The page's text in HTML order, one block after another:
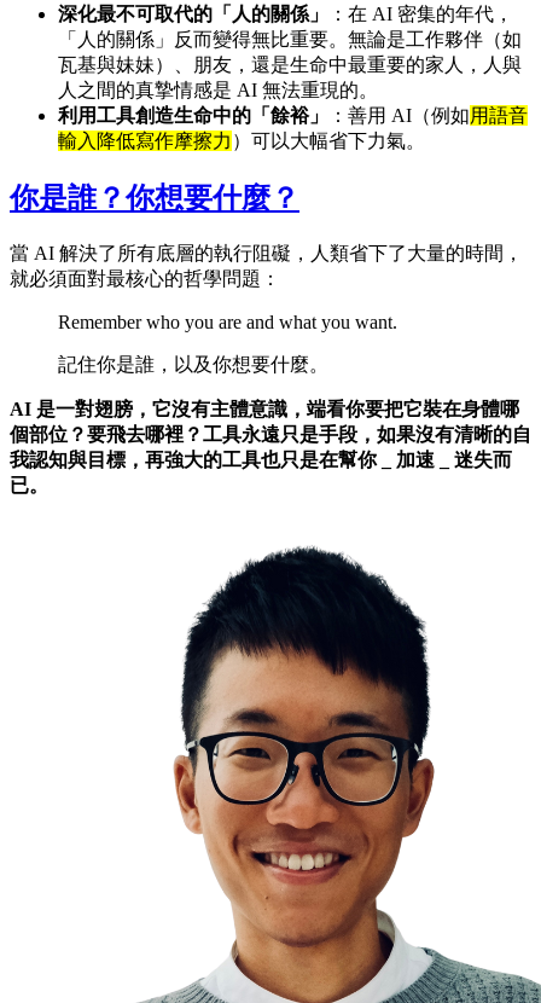
深化最不可取代的「人的關係」
：在 AI 密集的年代，
「人的關係」反而變得無比重要。無論是工作夥伴（如
瓦基與妹妹）、朋友，還是生命中最重要的家人，人與
人之間的真摯情感是 AI 無法重現的。
利用工具創造生命中的「餘裕」
：善用 AI（例如用語音
輸入降低寫作摩擦力 ）可以大幅省下力氣。
你是誰？你想要什麼？
當 AI 解決了所有底層的執行阻礙，人類省下了大量的時間，
就必須面對最核心的哲學問題：
Remember who you are and what you want.
記住你是誰，以及你想要什麼。
AI 是一對翅膀，它沒有主體意識，端看你要把它裝在身體哪
個部位？要飛去哪裡？工具永遠只是手段，如果沒有清晰的自
我認知與目標，再強大的工具也只是在幫你 _ 加速 _ 迷失而
已。